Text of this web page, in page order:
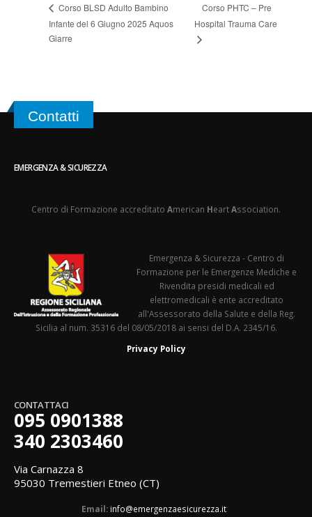
Corso BLSD Adulto Bambino
Infante del 6 Giugno 2025 Aquos
Giarre
Corso PHTC – Pre
Hospital Trauma Care
Contatti
EMERGENZA & SICUREZZA
Centro di Formazione accreditato American HeartAssociation.
Emergenza & Sicurezza - Centro di
Formazione per le Emergenze Mediche e
Rivendita presidi medicali ed
elettromedicali è ente accreditato
all'Assessorato della Salute e della Reg.
Sicilia al num. 35316 del 08/05/2018 ai sensi del D.A. 2345/16.
Privacy Policy
CONTATTACI
095 0901388
340 2303460
Via Carnazza 8
95030 Tremestieri Etneo (CT)
Email: info@emergenzaesicurezza.it